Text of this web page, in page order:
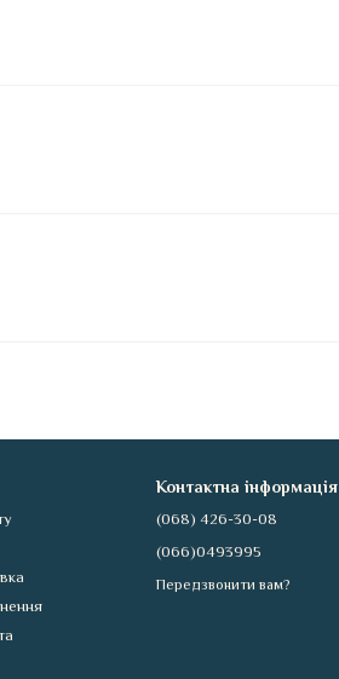
Контактна інформація
(068) 426-30-08
(066)0493995
Передзвонити вам?